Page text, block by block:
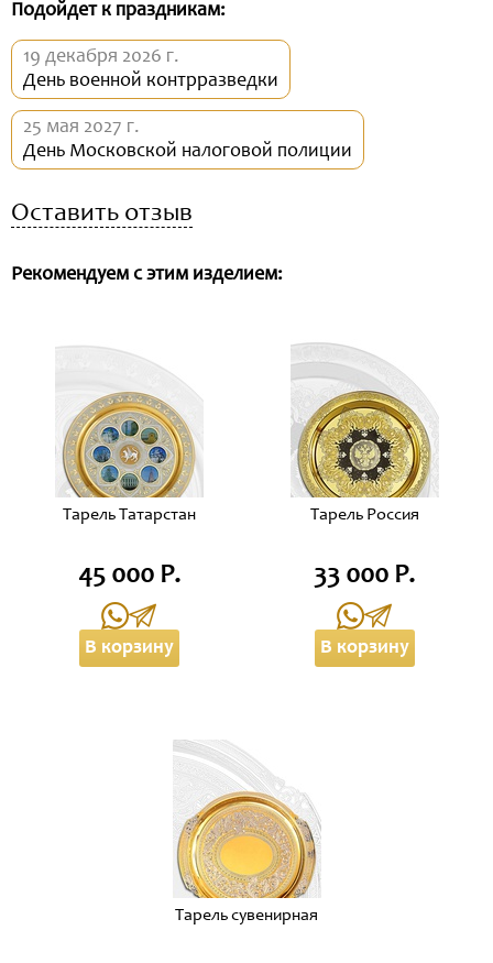
Подойдет к праздникам:
19 декабря 2026 г.
День военной контрразведки
25 мая 2027 г.
День Московской налоговой полиции
Оставить отзыв
Рекомендуем с этим изделием:
Тарель Татарстан
45 000 Р.
В корзину
Тарель Россия
33 000 Р.
В корзину
Тарель сувенирная